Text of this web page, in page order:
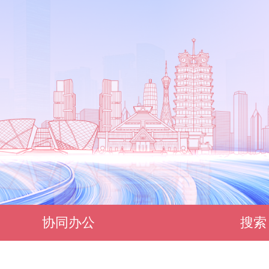
协同办公 搜索